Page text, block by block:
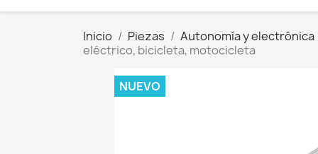
Inicio Piezas
Autonomía y electrónica
eléctrico, bicicleta, motocicleta
NUEVO